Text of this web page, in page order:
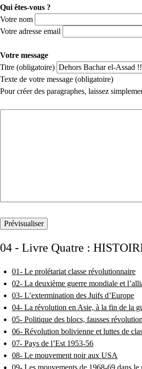
Qui êtes-vous ?
Votre nom
Votre adresse email
Votre message
Titre (obligatoire)
Texte de votre message (obligatoire)
Pour créer des paragraphes, laissez
04 - Livre Quatre :
01- Le prolétariat classe révolutionnaire
02- La deuxième guerre mondiale et
03- L’extermination des Juifs d’Europe
04- La révolution en Asie, à la fin de la
05- Politique des blocs, fausses
06- Révolution bolivienne et luttes de
07- Pays de l’Est 1953-56
08- Le mouvement noir aux USA
09- Les mouvements de 1968-69 dans le